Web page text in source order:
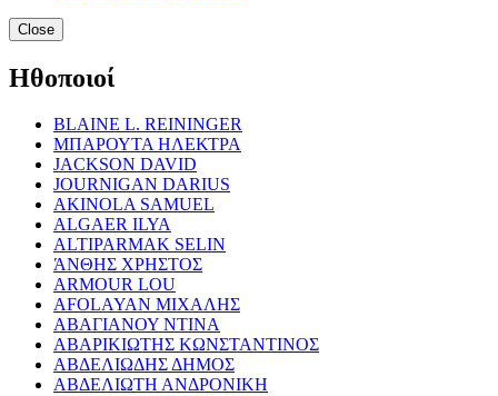
Close
Ηθοποιοί
BLAINE L. REININGER
ΜΠΑΡΟΥΤΑ ΗΛΕΚΤΡΑ
JACKSON DAVID
JOURNIGAN DARIUS
AKINOLA SAMUEL
ALGAER ILYA
ALTIPARMAK SELIN
ΆΝΘΗΣ ΧΡΗΣΤΟΣ
ARMOUR LOU
AFOLAYAN ΜΙΧΑΛΗΣ
ΑΒΑΓΙΑΝΟΥ ΝΤΙΝΑ
ΑΒΑΡΙΚΙΩΤΗΣ ΚΩΝΣΤΑΝΤΙΝΟΣ
ΑΒΔΕΛΙΩΔΗΣ ΔΗΜΟΣ
ΑΒΔΕΛΙΩΤΗ ΑΝΔΡΟΝΙΚΗ